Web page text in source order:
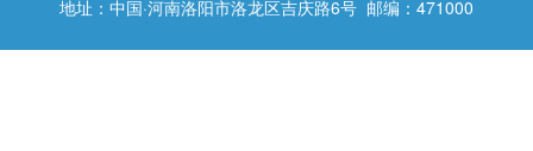
地址：中国·河南洛阳市洛龙区吉庆路6号 邮编：471000